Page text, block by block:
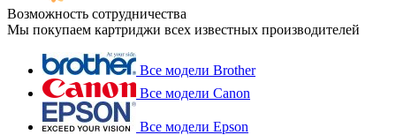
Возможность сотрудничества
Мы покупаем картриджи всех известных производителей
Все модели Brother
Все модели Canon
Все модели Epson